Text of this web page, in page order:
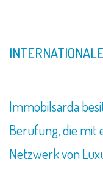
Immobilsarda
Berufung, die mit
Netzwerk von